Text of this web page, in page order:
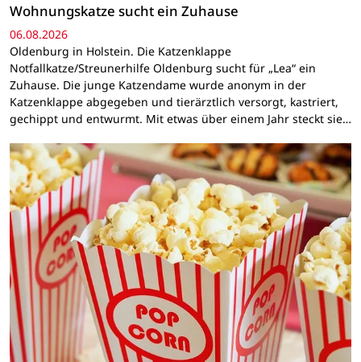
Wohnungskatze sucht ein Zuhause
06.08.2026
Oldenburg in Holstein. Die Katzenklappe
Notfallkatze/Streunerhilfe Oldenburg sucht für „Lea“ ein
Zuhause. Die junge Katzendame wurde anonym in der
Katzenklappe abgegeben und tierärztlich versorgt, kastriert,
gechippt und entwurmt. Mit etwas über einem Jahr steckt sie…